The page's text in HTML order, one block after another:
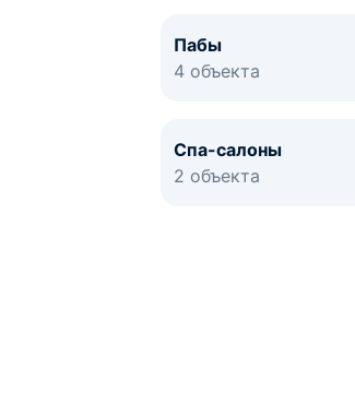
Пабы
4 объекта
Спа-салоны
2 объекта